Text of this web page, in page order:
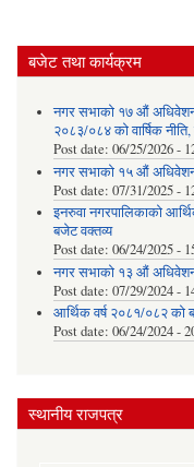
बजेट तथा कार्यक्रम
नगर सभाको १७ औं
२०८३/०८४ को वार्षिक
Post date: 06/25/2026 -
नगर सभाको १५ औं
Post date: 07/31/2025 -
इनरुवा नगरपालिकाको
बजेट वक्तव्य
Post date: 06/24/2025 -
नगर सभाको १३ औं
Post date: 07/29/2024 -
आर्थिक वर्ष २०८१/०८२ को
Post date: 06/24/2024 -
स्थानीय राजपत्र